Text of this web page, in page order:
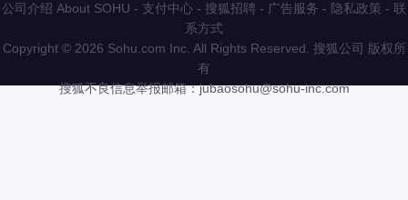
公司介绍 About SOHU - 支付中心 - 搜狐招聘 - 广告服务 - 隐私政策 - 联
系方式
Copyright © 2026 Sohu.com Inc. All Rights Reserved. 搜狐公司 版权所
有
搜狐不良信息举报邮箱：jubaosohu@sohu-inc.com